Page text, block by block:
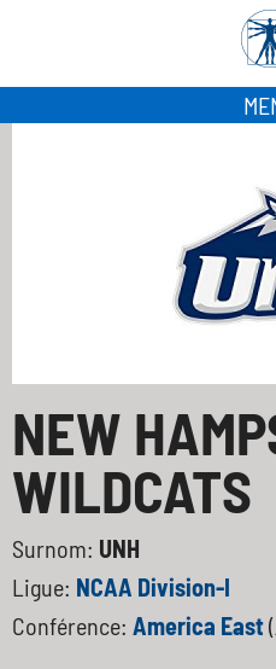
NEW
WILDCATS
Surnom: UNH
Ligue: NCAA Division-I
Conférence: America East